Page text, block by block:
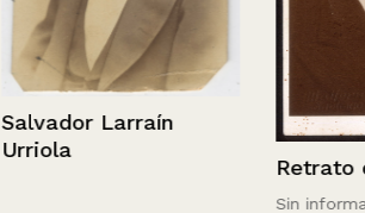
Salvador Larraín
Urriola
Retrato
Sin